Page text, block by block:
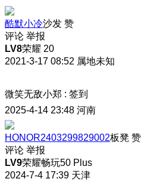
酷默小冷沙发 赞
评论 举报
LV8荣耀 20
2021-3-17 08:52 属地未知
微笑无敌小郑 : 签到
2025-4-14 23:48 河南
HONOR2403299829002板凳 赞
评论 举报
LV9荣耀畅玩50 Plus
2024-7-4 17:39 天津